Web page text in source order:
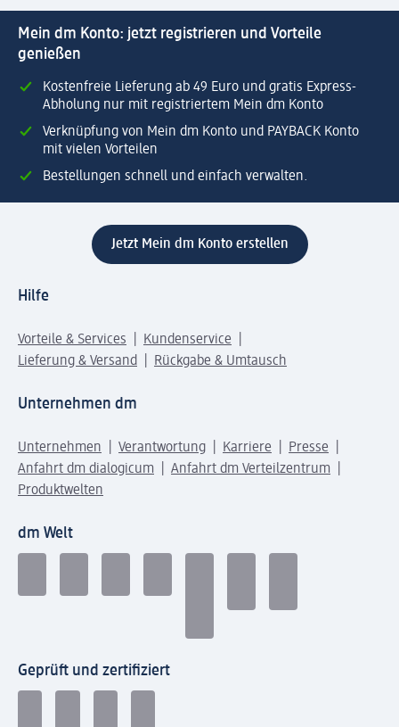
Mein dm Konto: jetzt registrieren und Vorteile
genießen
Kostenfreie Lieferung ab 49 Euro und gratis Express-
Abholung nur mit registriertem Mein dm Konto
Verknüpfung von Mein dm Konto und PAYBACK Konto
mit vielen Vorteilen
Bestellungen schnell und einfach verwalten.
Jetzt Mein dm Konto erstellen
Hilfe
Vorteile & Services
Kundenservice
Lieferung & Versand
Rückgabe & Umtausch
Unternehmen dm
Unternehmen Verantwortung Karriere
Presse
Anfahrt dm dialogicum
Anfahrt dm Verteilzentrum
Produktwelten
dm Welt
Geprüft und zertifiziert